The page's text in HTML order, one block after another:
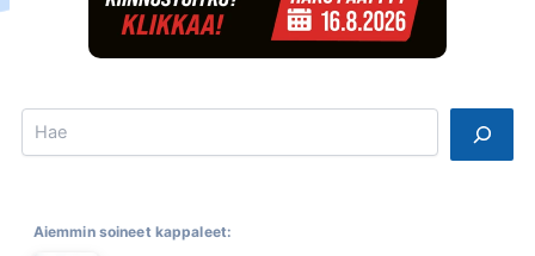
Search
Aiemmin soineet kappaleet: